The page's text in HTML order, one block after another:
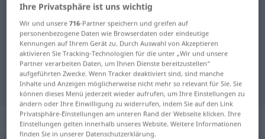
Deutsch-Japanisch Wörterbuch
Deutsch-Japanisch Übersetzung
für "Lust"
"Lust" Japanisch Übersetzung
„Lust“: weiblich
Ihre Privatsphäre ist uns wichtig
Wir und unsere716-Partner speichern und greifen auf
personenbezogene Daten wie Browserdaten oder eindeutige
Kennungen auf Ihrem Gerät zu. Durch Auswahl von Akzeptieren
aktivieren Sie Tracking-Technologien für die unter „Wir und unsere
Partner verarbeiten Daten, um Ihnen Dienste bereitzustellen“
aufgeführten Zwecke. Wenn Tracker deaktiviert sind, sind manche
Inhalte und Anzeigen möglicherweise nicht mehr so relevant für Sie. Sie
können dieses Menü jederzeit wieder aufrufen, um Ihre Einstellungen zu
ändern oder Ihre Einwilligung zu widerrufen, indem Sie auf den Link
Privatsphäre-Einstellungen am unteren Rand der Webseite klicken. Ihre
Einstellungen gelten innerhalb unseres Website. Weitere Informationen
finden Sie in unserer Datenschutzerklärung.